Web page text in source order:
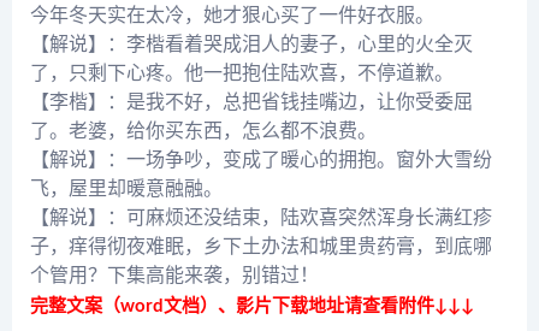
今年冬天实在太冷，她才狠心买了一件好衣服。
【解说】：李楷看着哭成泪人的妻子，心里的火全灭
了，只剩下心疼。他一把抱住陆欢喜，不停道歉。
【李楷】：是我不好，总把省钱挂嘴边，让你受委屈
了。老婆，给你买东西，怎么都不浪费。
【解说】：一场争吵，变成了暖心的拥抱。窗外大雪纷
飞，屋里却暖意融融。
【解说】：可麻烦还没结束，陆欢喜突然浑身长满红疹
子，痒得彻夜难眠，乡下土办法和城里贵药膏，到底哪
个管用？下集高能来袭，别错过！
完整文案（word文档）、影片下载地址请查看附件↓↓↓